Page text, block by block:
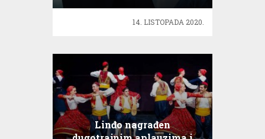
14. LISTOPADA 2020.
Linđo nagrađen